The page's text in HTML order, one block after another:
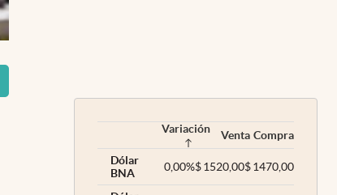
Variación Venta Compra
Dólar
BNA
0,00%$1520,00$1470,00